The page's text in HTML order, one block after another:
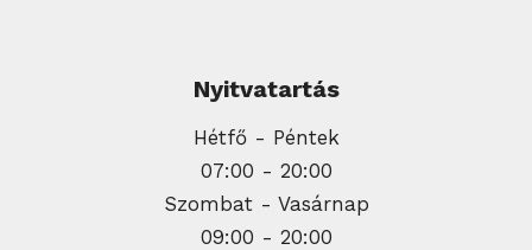
Nyitvatartás
Hétfő - Péntek
07:00 - 20:00
Szombat - Vasárnap
09:00 - 20:00